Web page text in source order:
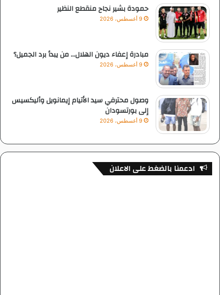
حمودة بشير نجاح منقطع النظير
9 أغسطس، 2026
مبادرة إعفاء ديون الهلال… من يبدأ برد الجميل؟
9 أغسطس، 2026
وصول محترفي سيد الأتيام إيمانويل وأليكسيس
إلى بورتسودان
9 أغسطس، 2026
ادعمنا بالضغط على الاعلان